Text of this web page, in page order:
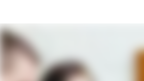
Karriereseite und